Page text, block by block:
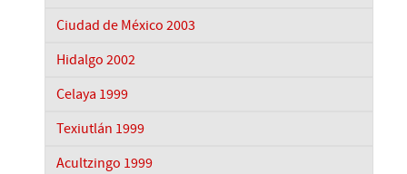
Ciudad de México 2003
Hidalgo 2002
Celaya 1999
Texiutlán 1999
Acultzingo 1999